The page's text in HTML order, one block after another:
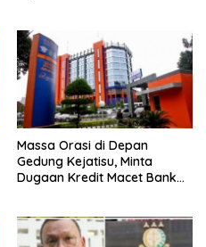
Massa Orasi di Depan
Gedung Kejatisu, Minta
Dugaan Kredit Macet Bank